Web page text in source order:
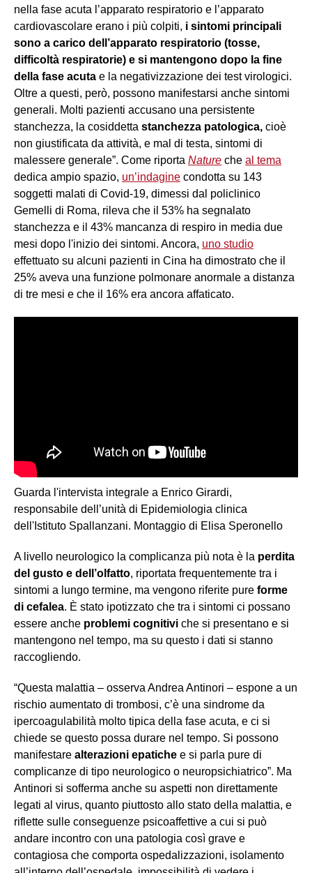
nella fase acuta l’apparato respiratorio e l’apparato
cardiovascolare erano i più colpiti, i sintomi principali
sono a carico dell’apparato respiratorio (tosse,
difficoltà respiratorie) e si mantengono dopo la fine
della fase acuta e la negativizzazione dei test virologici.
Oltre a questi, però, possono manifestarsi anche sintomi
generali. Molti pazienti accusano una persistente
stanchezza, la cosiddetta stanchezza patologica, cioè
non giustificata da attività, e mal di testa, sintomi di
malessere generale”. Come riporta Nature che al tema
dedica ampio spazio, un’indagine condotta su 143
soggetti malati di Covid-19, dimessi dal policlinico
Gemelli di Roma, rileva che il 53% ha segnalato
stanchezza e il 43% mancanza di respiro in media due
mesi dopo l'inizio dei sintomi. Ancora, uno studio
effettuato su alcuni pazienti in Cina ha dimostrato che il
25% aveva una funzione polmonare anormale a distanza
di tre mesi e che il 16% era ancora affaticato.
Guarda l'intervista integrale a Enrico Girardi,
responsabile dell’unità di Epidemiologia clinica
dell'Istituto Spallanzani. Montaggio di Elisa Speronello
A livello neurologico la complicanza più nota è la perdita
del gusto e dell’olfatto, riportata frequentemente tra i
sintomi a lungo termine, ma vengono riferite pure forme
di cefalea. È stato ipotizzato che tra i sintomi ci possano
essere anche problemi cognitivi che si presentano e si
mantengono nel tempo, ma su questo i dati si stanno
raccogliendo.
“Questa malattia – osserva Andrea Antinori – espone a un
rischio aumentato di trombosi, c’è una sindrome da
ipercoagulabilità molto tipica della fase acuta, e ci si
chiede se questo possa durare nel tempo. Si possono
manifestare alterazioni epatiche e si parla pure di
complicanze di tipo neurologico o neuropsichiatrico”. Ma
Antinori si sofferma anche su aspetti non direttamente
legati al virus, quanto piuttosto allo stato della malattia, e
riflette sulle conseguenze psicoaffettive a cui si può
andare incontro con una patologia così grave e
contagiosa che comporta ospedalizzazioni, isolamento